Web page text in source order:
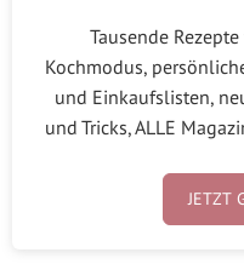
Tausende
Kochmodus,
und Einkaufslisten,
und Tricks, ALLE
JETZT